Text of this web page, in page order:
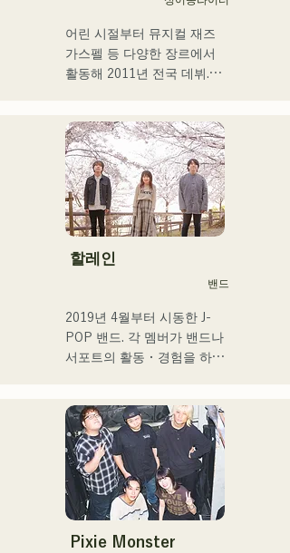
어린 시절부터 뮤지컬 재즈
가스펠 등 다양한 장르에서
활동해 2011년 전국 데뷔.
어져 기업 CM송이나 영화
등에도 많이 종사한다.
2014년~2017년에는 도쿄를
거점으로 활동해, 포카리스
웨트의 TVCM송이나 후지
TV 「MUSIC FAIR」에서
모리야마 나오타로씨의 코러
2017년부터 거점을 후쿠오
카로 되돌려 자신의 활동에
더해 라디오 퍼스널리티, 보
좋은 가성과 탁월한 가창력
을 겸비한 차세대를 담당하
는 싱어송 라이터.
할레인
밴드
2019년 4월부터 시동한 J-
POP 밴드. 각 멤버가 밴드나
서포트의 활동・경험을 하고
CHiKa의 투명감 있는 목소
리, 등신대의 가사를 어딘가
그리운 멜로디에 올린 곡은
폭넓은 세대의 지지를 얻고
있다. 그 악곡을 지원하도록
멤버의 개성이 살려 그 소리
도 부드럽게 따뜻하다.
Pixie Monster